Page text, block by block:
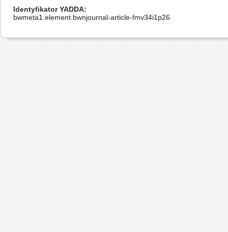
Identyfikator YADDA
bwmeta1.element.bwnjournal-article-fmv34i1p26